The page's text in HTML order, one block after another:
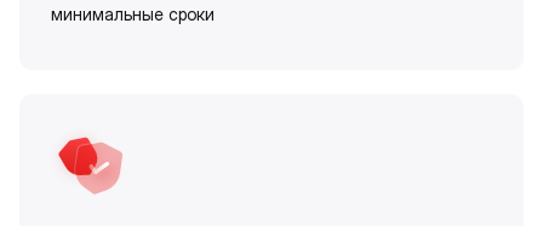
минимальные сроки